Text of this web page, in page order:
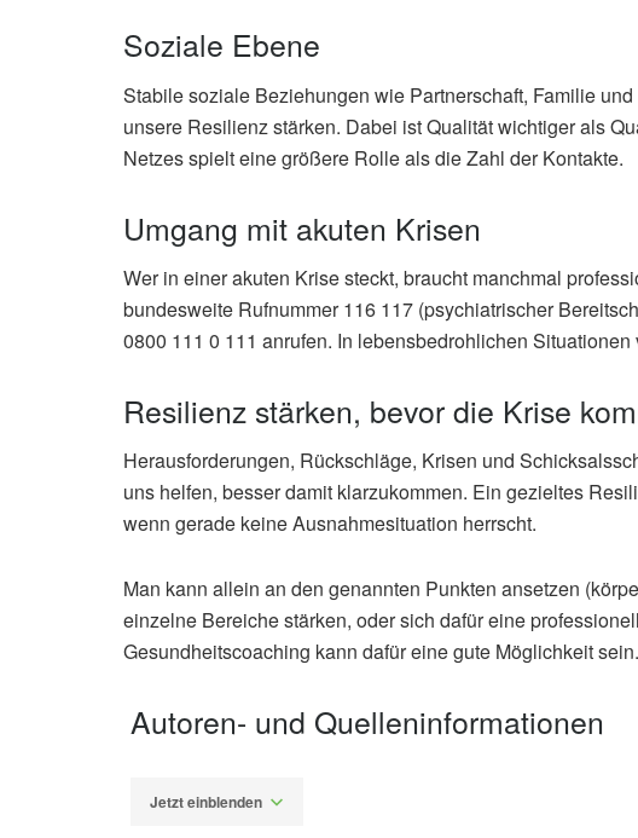
Soziale Ebene
Stabile soziale Beziehungen wie Partnerschaft, Familie
unsere Resilienz stärken. Dabei ist Qualität wichtiger als
Netzes spielt eine größere Rolle als die Zahl der Kontakte.
Umgang mit akuten Krisen
Wer in einer akuten Krise steckt, braucht manchmal
bundesweite Rufnummer 116 117 (psychiatrischer
0800 111 0 111 anrufen. In lebensbedrohlichen
Resilienz stärken, bevor die Krise
Herausforderungen, Rückschläge, Krisen und
uns helfen, besser damit klarzukommen. Ein gezieltes
wenn gerade keine Ausnahmesituation herrscht.
Man kann allein an den genannten Punkten ansetzen
einzelne Bereiche stärken, oder sich dafür eine
Gesundheitscoaching kann dafür eine gute Möglichkeit
Autoren- und Quelleninformationen
Jetzt einblenden